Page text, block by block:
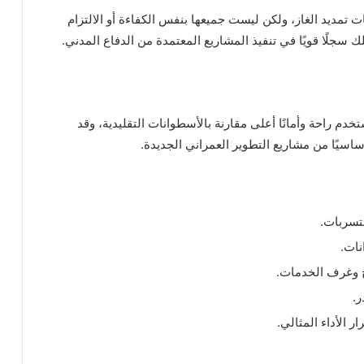
الغاز، ولكن ليست جميعها بنفس الكفاءة أو الالتزام
سجلًا قويًا في تنفيذ المشاريع المعتمدة من الدفاع المدني.
راحة وأمانًا أعلى مقارنة بالأسطوانات التقليدية، وقد
من مشاريع التطوير العمراني الجديدة.
وغرف الخدمات.
المثالي.